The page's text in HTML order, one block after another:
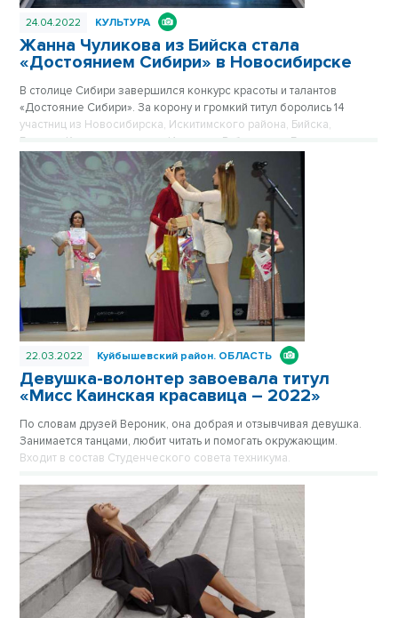
24.04.2022 КУЛЬТУРА
Жанна Чуликова из Бийска стала
«Достоянием Сибири» в Новосибирске
В столице Сибири завершился конкурс красоты и талантов
«Достояние Сибири». За корону и громкий титул боролись 14
участниц из Новосибирска, Искитимского района, Бийска,
Бурятии, Камчатского края, Иркутска, Рубцовска и Барнаула.
22.03.2022 Куйбышевский район. ОБЛАСТЬ
Девушка-волонтер завоевала титул
«Мисс Каинская красавица – 2022»
По словам друзей Вероник, она добрая и отзывчивая девушка.
Занимается танцами, любит читать и помогать окружающим.
Входит в состав Студенческого совета техникума.